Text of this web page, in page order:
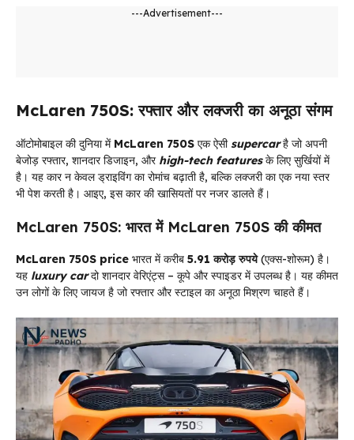
---Advertisement---
McLaren 750S: रफ्तार और लक्जरी का अनूठा संगम
ऑटोमोबाइल की दुनिया में McLaren 750S एक ऐसीsupercar है जो अपनी
बेजोड़ रफ्तार, शानदार डिजाइन, और high-tech featuresके लिए सुर्खियों में
है। यह कार न केवल ड्राइविंग का रोमांच बढ़ाती है, बल्कि लक्जरी का एक नया स्तर
भी पेश करती है। आइए, इस कार की खासियतों पर नजर डालते हैं।
McLaren 750S: भारत में McLaren 750S की कीमत
McLaren 750S price भारत में करीब 5.91 करोड़ रुपये(एक्स-शोरूम) है।
यह luxury carदो शानदार वेरिएंट्स – कूपे और स्पाइडर में उपलब्ध है। यह कीमत
उन लोगों के लिए जायज है जो रफ्तार और स्टाइल का अनूठा मिश्रण चाहते हैं।